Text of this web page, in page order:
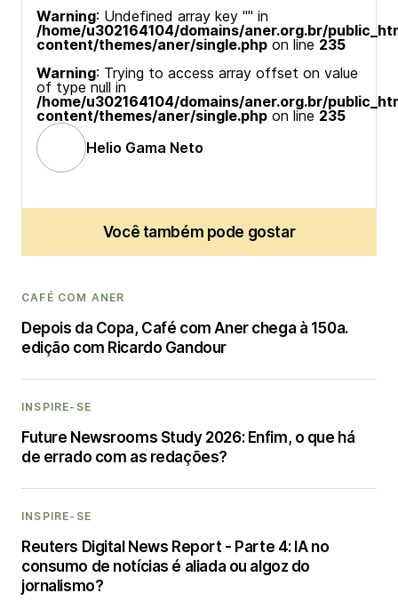
Warning: Undefined array key "" in
/home/u302164104/domains/aner.org.br/
content/themes/aner/single.php on line 235
Warning: Trying to access array offset on value
of type null in
/home/u302164104/domains/aner.org.br/
content/themes/aner/single.php on line 235
Helio Gama Neto
Você também pode gostar
CAFÉ COM ANER
Depois da Copa, Café com Aner chega à 150a.
edição com Ricardo Gandour
INSPIRE-SE
Future Newsrooms Study 2026: Enfim, o que há
de errado com as redações?
INSPIRE-SE
Reuters Digital News Report - Parte 4: IA no
consumo de notícias é aliada ou algoz do
jornalismo?